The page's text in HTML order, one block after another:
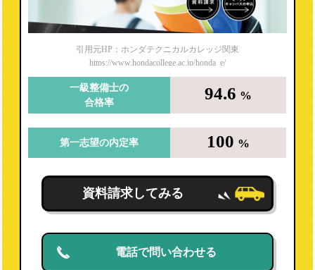
引用元HP：ホンダテクニカルカレッジ関東
https://www.hondacollege.ac.jp/honda_e/
一級整備士の
合格率
94.6 %
第一志望の内定率 100 %
資料請求してみる
電話で問い合わせる